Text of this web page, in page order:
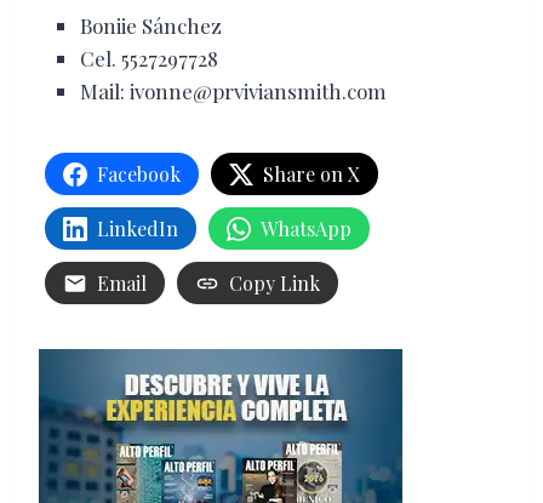
Boniie Sánchez
Cel. 5527297728
Mail: ivonne@prviviansmith.com
Facebook Share on X
LinkedIn WhatsApp
Email Copy Link